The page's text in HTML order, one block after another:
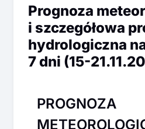
Prognoza
i szczegółowa
hydrologiczna
7 dni (15-
PROGNOZA